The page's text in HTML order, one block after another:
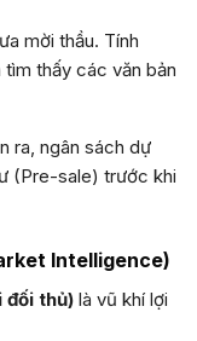
mời thầu. Tính
tìm thấy các văn bản
ra, ngân sách dự
(Pre-sale) trước khi
Intelligence)
đối thủ) là vũ khí lợi